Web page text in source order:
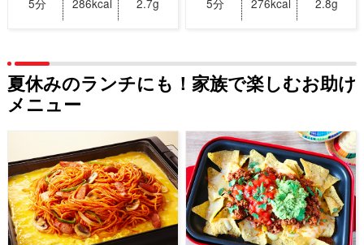
夏休みのランチにも！家族で楽しむお助け
メニュー